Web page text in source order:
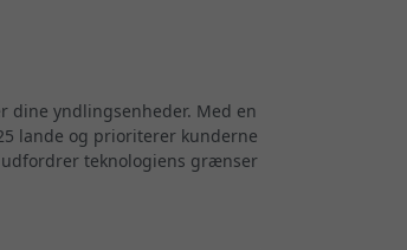
dine yndlingsenheder. Med en
lande og prioriterer kunderne
udfordrer teknologiens grænser